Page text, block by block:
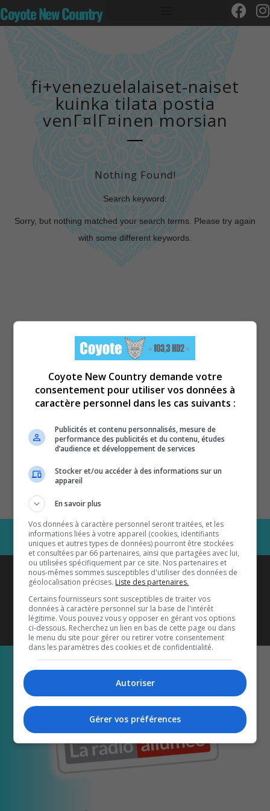
Coyote New Country
fi+venezuelalaiset-naiset
kuinka tilata postia
venГ¤lГ¤inen morsian
Nothing Found!
Search keyword:
Sorry, but nothing matched your search terms. Please try again
with some different keywords.
Coyote New Countryest diffusé
également sur1033 HD2
Écoutez-nous aussi sur…
Coyote New Country demande votre
consentement pour utiliser vos données à
caractère personnel dans les cas suivants :
Publicités et contenu personnalisés, mesure de
performance des publicités et du contenu, études
d’audience et développement de services
Stocker et/ou accéder à des informations sur un
appareil
En savoir plus
Vos données à caractère personnel seront traitées, et les
informations liées à votre appareil (cookies, identifiants
uniques et autres types de données) pourront être stockées
et consultées par 66 partenaires, ainsi que partagées avec lui,
ou utilisées spécifiquement par ce site. Nos partenaires et
nous-mêmes sommes susceptibles d'utiliser des données de
géolocalisation précises. Liste des partenaires.
Certains fournisseurs sont susceptibles de traiter vos
données à caractère personnel sur la base de l'intérêt
légitime. Vous pouvez vous y opposer en gérant vos options
ci-dessous. Recherchez un lien en bas de cette page ou dans
le menu du site pour gérer ou retirer votre consentement
dans les paramètres des cookies et de confidentialité.
Autoriser
Gérer vos préférences